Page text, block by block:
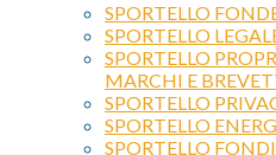
SPORTELLO
SPORTELLO
SPORTELLO
MARCHI E
SPORTELLO
SPORTELLO
SPORTELLO